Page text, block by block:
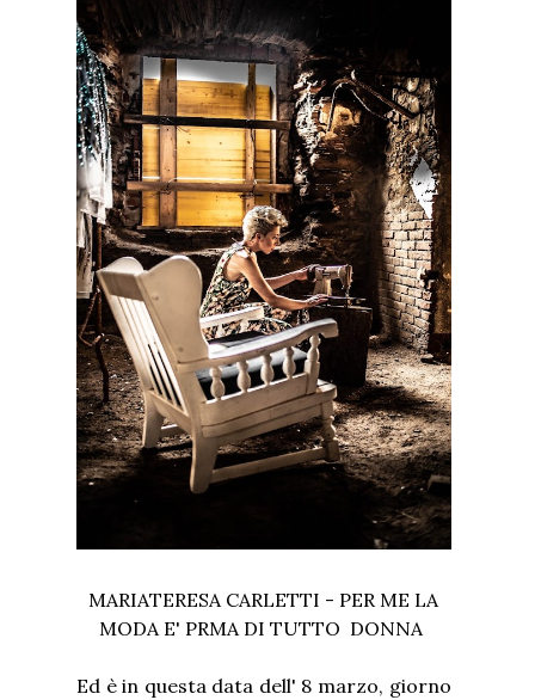
MARIATERESA CARLETTI - PER ME LA
MODA E' PRMA DI TUTTO DONNA
Ed è in questa data dell' 8 marzo, giorno